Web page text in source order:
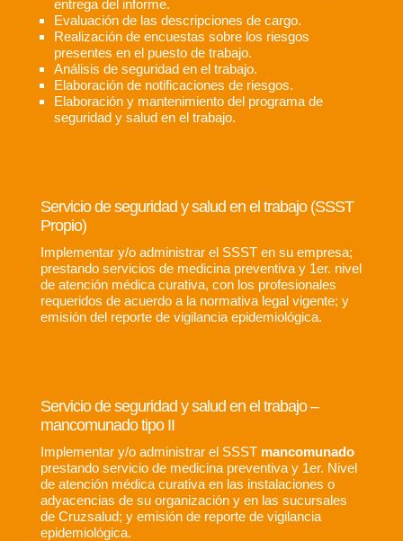
entrega del informe.
Evaluación de las descripciones de cargo.
Realización de encuestas sobre los riesgos
presentes en el puesto de trabajo.
Análisis de seguridad en el trabajo.
Elaboración de notificaciones de riesgos.
Elaboración y mantenimiento del programa de
seguridad y salud en el trabajo.
Servicio de seguridad y salud en el trabajo (SSST
Propio)
Implementar y/o administrar el SSST en su empresa;
prestando servicios de medicina preventiva y 1er. nivel
de atención médica curativa, con los profesionales
requeridos de acuerdo a la normativa legal vigente; y
emisión del reporte de vigilancia epidemiológica.
Servicio de seguridad y salud en el trabajo –
mancomunado tipo II
Implementar y/o administrar el SSST mancomunado
prestando servicio de medicina preventiva y 1er. Nivel
de atención médica curativa en las instalaciones o
adyacencias de su organización y en las sucursales
de Cruzsalud; y emisión de reporte de vigilancia
epidemiológica.